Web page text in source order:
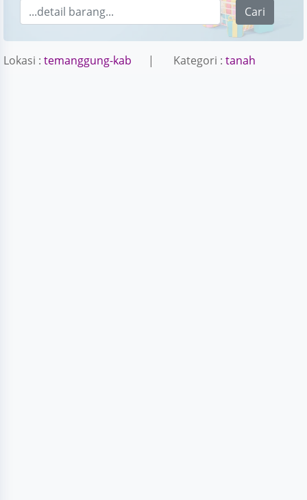
Cari
Lokasi : temanggung-kab | Kategori : tanah